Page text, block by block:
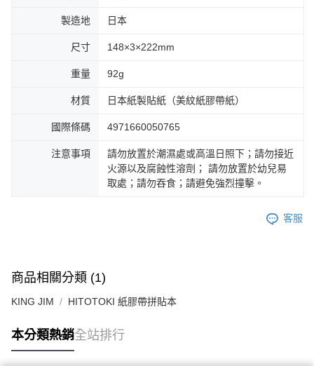
製造地 日本
尺寸 148×3×222mm
重量 92g
材質 日本紙製貼紙（美紋紙膠帶紙）
國際條碼 4971660050765
注意事項
請勿放置於潮濕處或高溫日照下；請勿接近
火源以及腐蝕性溶劑； 請勿放置於幼兒易
取處；請勿吞食；請避免強烈撞擊。
客服
商品相關分類 (1)
KING JIM HITOTOKI 紙膠帶拼貼本
本分類熱銷全站排行